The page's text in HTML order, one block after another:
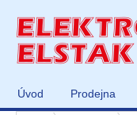
Úvod Prodejna